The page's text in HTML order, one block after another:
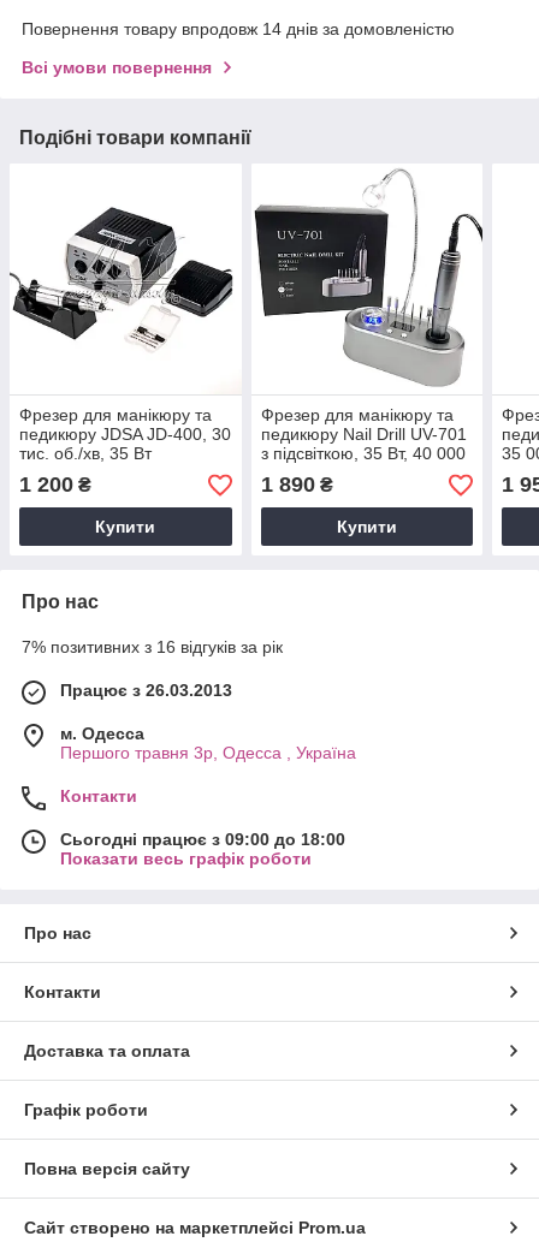
Повернення товару впродовж 14 днів за домовленістю
Всі умови повернення
Подібні товари компанії
Фрезер для манікюру та
педикюру JDSA JD-400, 30
тис. об./хв, 35 Вт
1 200 ₴
Купити
Фрезер для манікюру та
педикюру Nail Drill UV-701
з підсвіткою, 35 Вт, 40 000
об/хв
1 890₴
Купити
35
1
Про нас
7% позитивних з 16 відгуків за рік
Працює з 26.03.2013
м. Одесса
Першого травня 3р, Одесса , Україна
Контакти
Сьогодні працює з 09:00 до 18:00
Показати весь графік роботи
Про нас
Контакти
Доставка та оплата
Графік роботи
Повна версія сайту
Сайт створено на маркетплейсі Prom.ua